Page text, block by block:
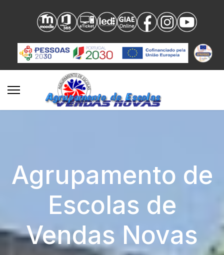
Agrupamento de
Escolas de
Vendas Novas